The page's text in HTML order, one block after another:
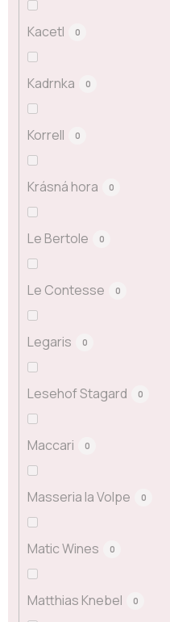
Kacetl 0
Kadrnka 0
Korrell 0
Krásná hora 0
Le Bertole 0
Le Contesse 0
Legaris 0
Lesehof Stagard 0
Maccari 0
Masseria la Volpe 0
Matic Wines 0
Matthias Knebel 0